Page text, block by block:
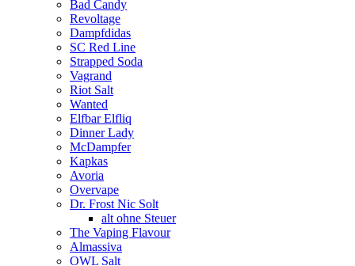
Bad Candy
Revoltage
Dampfdidas
SC Red Line
Strapped Soda
Vagrand
Riot Salt
Wanted
Elfbar Elfliq
Dinner Lady
McDampfer
Kapkas
Avoria
Overvape
Dr. Frost Nic Solt
alt ohne Steuer
The Vaping Flavour
Almassiva
OWL Salt